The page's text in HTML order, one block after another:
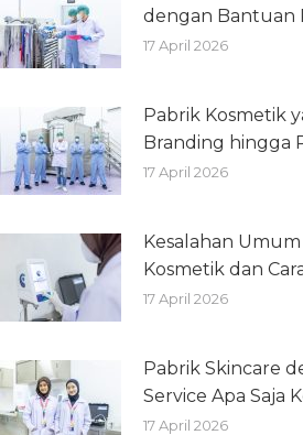
dengan Bantuan
17 April 2026
Pabrik Kosmetik
Branding hingga
17 April 2026
Kesalahan
Kosmetik dan
17 April 2026
Pabrik Skincare
Service Apa Saja
17 April 2026